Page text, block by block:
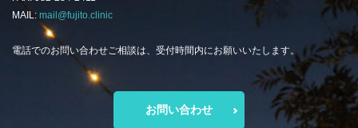
MAIL: mail@fujito.clinic
電話でのお問い合わせご相談は、受付時間内にお願いいたします。
お問い合わせ